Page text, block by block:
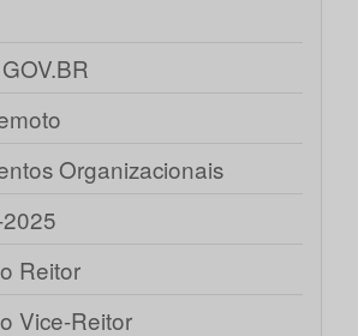
Organizacionais
Reitor
Vice-Reitor